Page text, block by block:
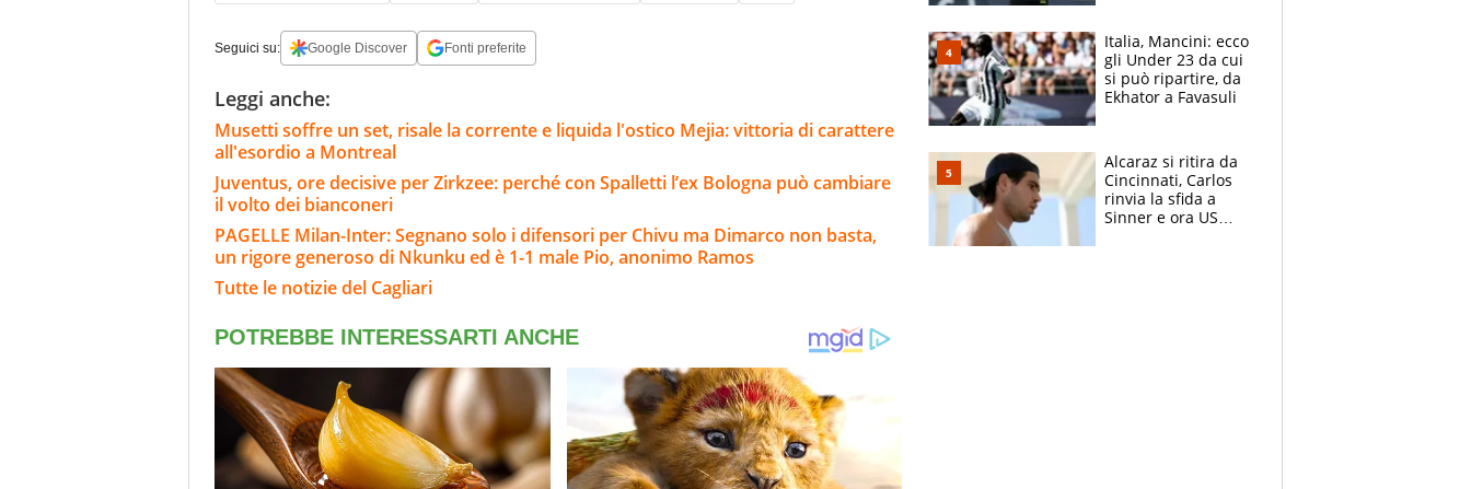
Seguici su: Google Discover Fonti preferite
Leggi anche:
Musetti soffre un set, risale la corrente e liquida l'ostico Mejia: vittoria di carattere
all'esordio a Montreal
Juventus, ore decisive per Zirkzee: perché con Spalletti l’ex Bologna può cambiare
il volto dei bianconeri
PAGELLE Milan-Inter: Segnano solo i difensori per Chivu ma Dimarco non basta,
un rigore generoso di Nkunku ed è 1-1 male Pio, anonimo Ramos
Tutte le notizie del Cagliari
Italia, Mancini: ecco
gli Under 23 da cui
si può ripartire, da
Ekhator a Favasuli
Alcaraz si ritira da
Cincinnati, Carlos
rinvia la sfida a
Sinner e ora US